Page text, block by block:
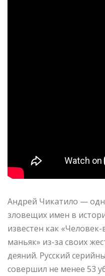
Андрей Чикатило —
зловещих имен в
известен как
маньяк» из-за своих
деяний. Русский
совершил не менее 53